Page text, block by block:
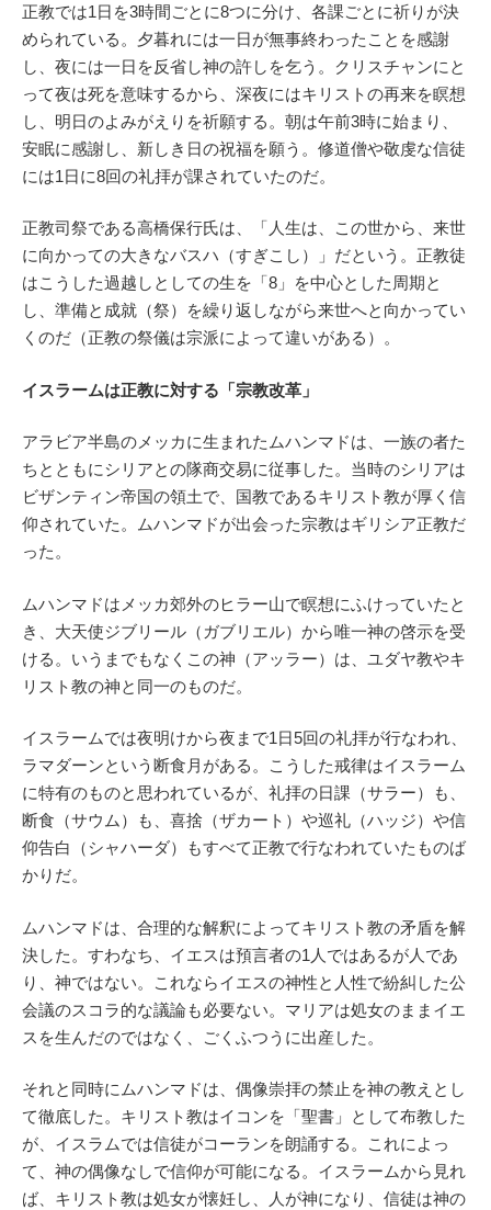
正教では1日を3時間ごとに8つに分け、各課ごとに祈りが決
められている。夕暮れには一日が無事終わったことを感謝
し、夜には一日を反省し神の許しを乞う。クリスチャンにと
って夜は死を意味するから、深夜にはキリストの再来を瞑想
し、明日のよみがえりを祈願する。朝は午前3時に始まり、
安眠に感謝し、新しき日の祝福を願う。修道僧や敬虔な信徒
には1日に8回の礼拝が課されていたのだ。
正教司祭である高橋保行氏は、「人生は、この世から、来世
に向かっての大きなバスハ（すぎこし）」だという。正教徒
はこうした過越しとしての生を「8」を中心とした周期と
し、準備と成就（祭）を繰り返しながら来世へと向かってい
くのだ（正教の祭儀は宗派によって違いがある）。
イスラームは正教に対する「宗教改革」
アラビア半島のメッカに生まれたムハンマドは、一族の者た
ちとともにシリアとの隊商交易に従事した。当時のシリアは
ビザンティン帝国の領土で、国教であるキリスト教が厚く信
仰されていた。ムハンマドが出会った宗教はギリシア正教だ
った。
ムハンマドはメッカ郊外のヒラー山で瞑想にふけっていたと
き、大天使ジブリール（ガブリエル）から唯一神の啓示を受
ける。いうまでもなくこの神（アッラー）は、ユダヤ教やキ
リスト教の神と同一のものだ。
イスラームでは夜明けから夜まで1日5回の礼拝が行なわれ、
ラマダーンという断食月がある。こうした戒律はイスラーム
に特有のものと思われているが、礼拝の日課（サラー）も、
断食（サウム）も、喜捨（ザカート）や巡礼（ハッジ）や信
仰告白（シャハーダ）もすべて正教で行なわれていたものば
かりだ。
ムハンマドは、合理的な解釈によってキリスト教の矛盾を解
決した。すわなち、イエスは預言者の1人ではあるが人であ
り、神ではない。これならイエスの神性と人性で紛糾した公
会議のスコラ的な議論も必要ない。マリアは処女のままイエ
スを生んだのではなく、ごくふつうに出産した。
それと同時にムハンマドは、偶像崇拝の禁止を神の教えとし
て徹底した。キリスト教はイコンを「聖書」として布教した
が、イスラムでは信徒がコーランを朗誦する。これによっ
て、神の偶像なしで信仰が可能になる。イスラームから見れ
ば、キリスト教は処女が懐妊し、人が神になり、信徒は神の